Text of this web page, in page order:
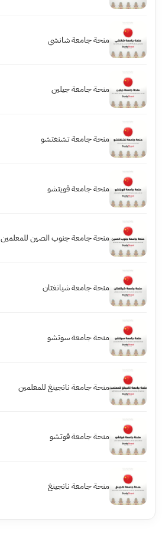
منحة جامعة شانشي
منحة جامعة جيلين
منحة جامعة تشنغتشو
منحة جامعة قويتشو
منحة جامعة جنوب الصين للمعلمين
منحة جامعة شيانغتان
منحة جامعة سوتشو
منحة جامعة نانجينغ للمعلمين
منحة جامعة فوتشو
منحة جامعة نانجينغ